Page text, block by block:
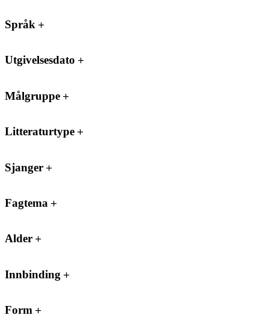
Språk
Utgivelsesdato
Målgruppe
Litteraturtype
Sjanger
Fagtema
Alder
Innbinding
Form